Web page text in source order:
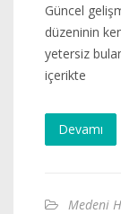
Güncel
düzeninin
yetersiz
içerikte
Devamı
Medeni